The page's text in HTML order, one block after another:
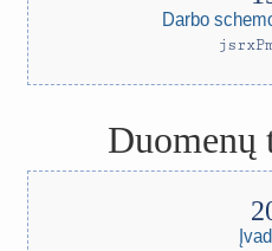
Darbo
Duomenų